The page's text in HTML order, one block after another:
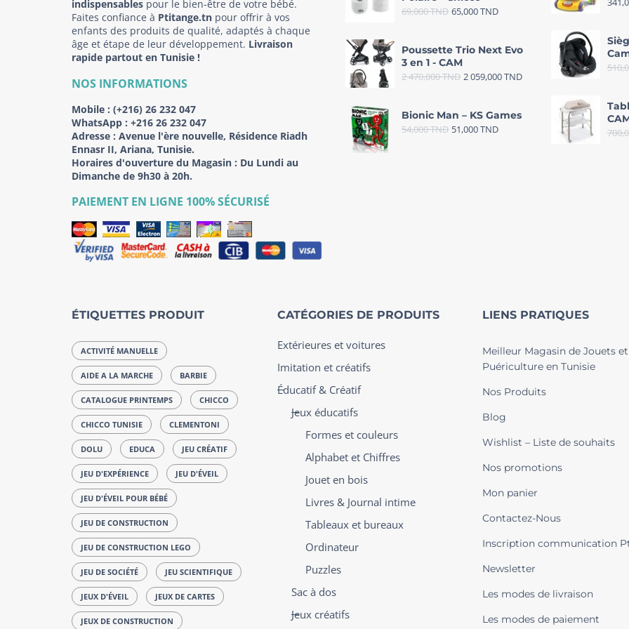
indispensables pour le bien-être de votre bébé.
Faites confiance à Ptitange.tn pour offrir à vos
enfants des produits de qualité, adaptés à chaque
âge et étape de leur développement. Livraison
rapide partout en Tunisie !
NOS INFORMATIONS
Mobile : (+216) 26 232 047
WhatsApp : +216 26 232 047
Adresse : Avenue l'ère nouvelle, Résidence Riadh
Ennasr II, Ariana, Tunisie.
Horaires d'ouverture du Magasin : Du Lundi au
Dimanche de 9h30 à 20h.
PAIEMENT EN LIGNE 100% SÉCURISÉ
69,000TND 65,000TND
Poussette Trio Next Evo
3 en 1 - CAM
2 470,000TND 2 059,000TND
Bionic Man – KS Games
54,000TND 51,000TND
ÉTIQUETTES PRODUIT
ACTIVITÉ MANUELLE
AIDE A LA MARCHE BARBIE
CATALOGUE PRINTEMPS CHICCO
CHICCO TUNISIE CLEMENTONI
DOLU EDUCA JEU CRÉATIF
JEU D'EXPÉRIENCE JEU D'ÉVEIL
JEU D'ÉVEIL POUR BÉBÉ
JEU DE CONSTRUCTION
JEU DE CONSTRUCTION LEGO
JEU DE SOCIÉTÉ JEU SCIENTIFIQUE
JEUX D'ÉVEIL JEUX DE CARTES
JEUX DE CONSTRUCTION
CATÉGORIES DE PRODUITS
Extérieures et voitures
Imitation et créatifs
Éducatif & Créatif
Jeux éducatifs
Formes et couleurs
Alphabet et Chiffres
Jouet en bois
Livres & Journal intime
Tableaux et bureaux
Ordinateur
Puzzles
Sac à dos
Jeux créatifs
LIENS PRATIQUES
Meilleur Magasin de Jouets et
Puériculture en Tunisie
Nos Produits
Blog
Wishlist – Liste de souhaits
Nos promotions
Mon panier
Contactez-Nous
Inscription communication
Newsletter
Les modes de livraison
Les modes de paiement